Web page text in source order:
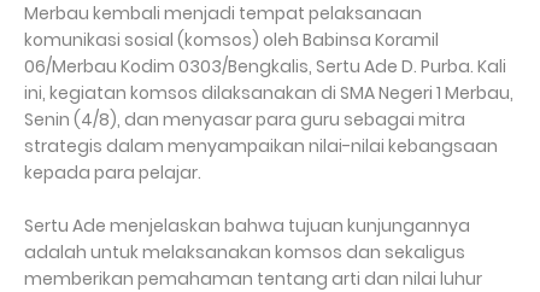
Merbau kembali menjadi tempat pelaksanaan
komunikasi sosial (komsos) oleh Babinsa Koramil
06/Merbau Kodim 0303/Bengkalis, Sertu Ade D. Purba. Kali
ini, kegiatan komsos dilaksanakan di SMA Negeri 1 Merbau,
Senin (4/8), dan menyasar para guru sebagai mitra
strategis dalam menyampaikan nilai-nilai kebangsaan
kepada para pelajar.
Sertu Ade menjelaskan bahwa tujuan kunjungannya
adalah untuk melaksanakan komsos dan sekaligus
memberikan pemahaman tentang arti dan nilai luhur